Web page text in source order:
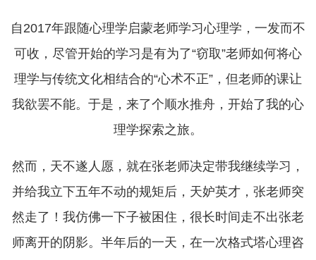
自2017年跟随心理学启蒙老师学习心理学，一发而不
可收，尽管开始的学习是有为了“窃取”老师如何将心
理学与传统文化相结合的“心术不正”，但老师的课让
我欲罢不能。于是，来了个顺水推舟，开始了我的心
理学探索之旅。
然而，天不遂人愿，就在张老师决定带我继续学习，
并给我立下五年不动的规矩后，天妒英才，张老师突
然走了！我仿佛一下子被困住，很长时间走不出张老
师离开的阴影。半年后的一天，在一次格式塔心理咨